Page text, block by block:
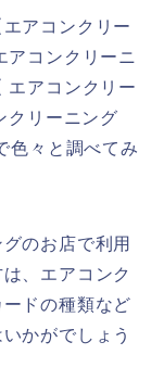
アコンクリー
コンクリーニ
アコンクリー
クリーニング
々と調べてみ
のお店で利用
、エアコンク
ドの種類など
かがでしょう